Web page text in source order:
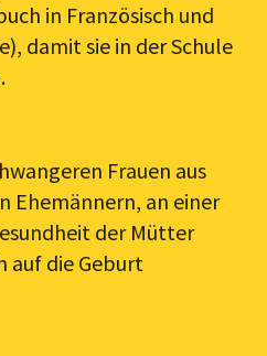
in Französisch und
damit sie in der Schule
Frauen aus
Ehemännern, an einer
der Mütter
auf die Geburt